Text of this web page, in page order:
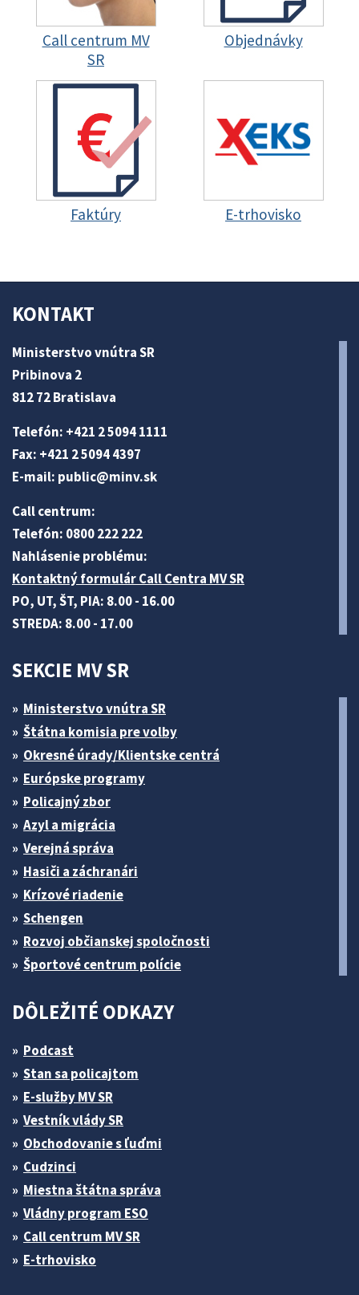
Call centrum MV
SR
Objednávky
Faktúry E-trhovisko
KONTAKT
Ministerstvo vnútra SR
Pribinova 2
812 72 Bratislava
Telefón: +421 2 5094 1111
Fax: +421 2 5094 4397
E-mail: public@minv.sk
Call centrum:
Telefón: 0800 222 222
Nahlásenie problému:
Kontaktný formulár Call Centra MV SR
PO, UT, ŠT, PIA: 8.00 - 16.00
STREDA: 8.00 - 17.00
SEKCIE MV SR
Ministerstvo vnútra SR
Štátna komisia pre volby
Okresné úrady/Klientske centrá
Európske programy
Policajný zbor
Azyl a migrácia
Verejná správa
Hasiči a záchranári
Krízové riadenie
Schengen
Rozvoj občianskej spoločnosti
Športové centrum polície
DÔLEŽITÉ ODKAZY
Podcast
Stan sa policajtom
E-služby MV SR
Vestník vlády SR
Obchodovanie s ľuďmi
Cudzinci
Miestna štátna správa
Vládny program ESO
Call centrum MV SR
E-trhovisko